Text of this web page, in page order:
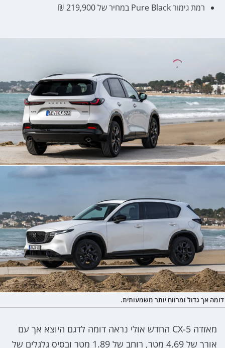
רמת גימור Pure Black במחיר של 219,900 ₪
דומה אך גדול ומרווח יותר משמעותית.
מאזדה CX-5 החדש אולי נראה דומה לדגם היוצא אך עם
אורך של 4.69 מטר, רוחב של 1.89 מטר ובסיס גלגלים של